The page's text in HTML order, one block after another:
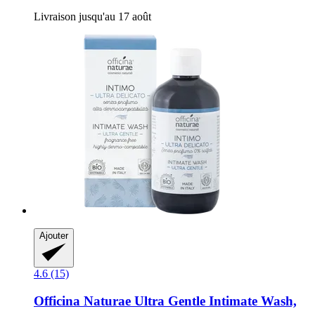
Livraison jusqu'au 17 août
Ajouter
4.6 (15)
Officina Naturae Ultra Gentle Intimate Wash,